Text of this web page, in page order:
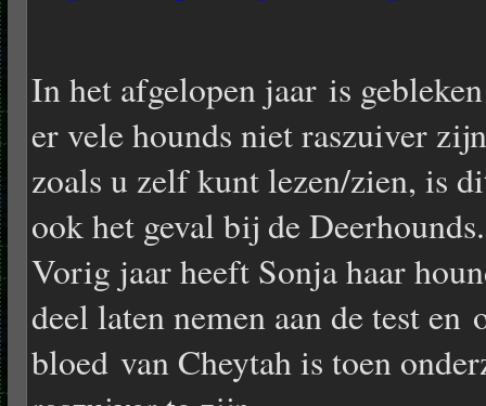
In het afgelopen jaar is
er vele hounds niet raszuiver
zoals u zelf kunt lezen/zien, is
ook het geval bij de Deerhounds.
Vorig jaar heeft Sonja haar
deel laten nemen aan de test en
bloed van Cheytah is toen